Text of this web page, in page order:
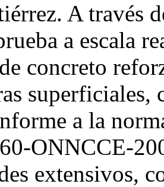
A través
a escala
concreto
superficiales,
a la
extensivos,